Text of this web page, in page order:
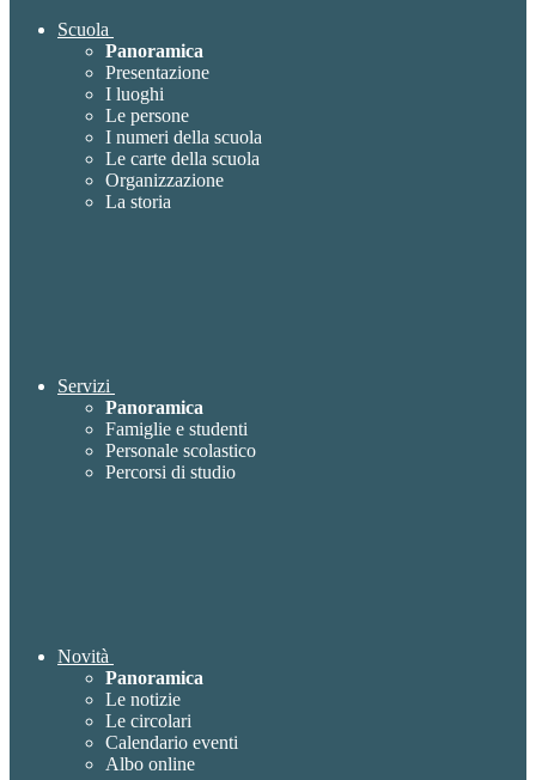
Scuola
Panoramica
Presentazione
I luoghi
Le persone
I numeri della scuola
Le carte della scuola
Organizzazione
La storia
Servizi
Panoramica
Famiglie e studenti
Personale scolastico
Percorsi di studio
Novità
Panoramica
Le notizie
Le circolari
Calendario eventi
Albo online